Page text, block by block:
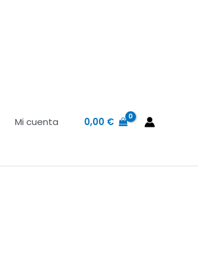
Mi cuenta 0,00 €